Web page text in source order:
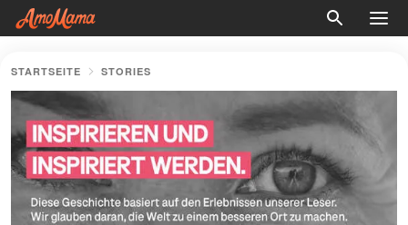
STARTSEITE STORIES